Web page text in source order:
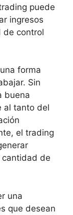
puede
ingresos
de control
forma
Sin
buena
al tanto del
el trading
cantidad de
una
que desean